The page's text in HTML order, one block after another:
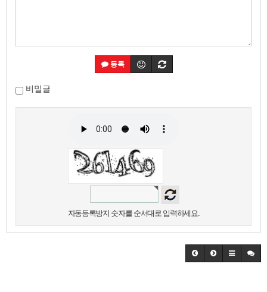
등록
비밀글
자동등록방지 숫자를 순서대로 입력하세요.